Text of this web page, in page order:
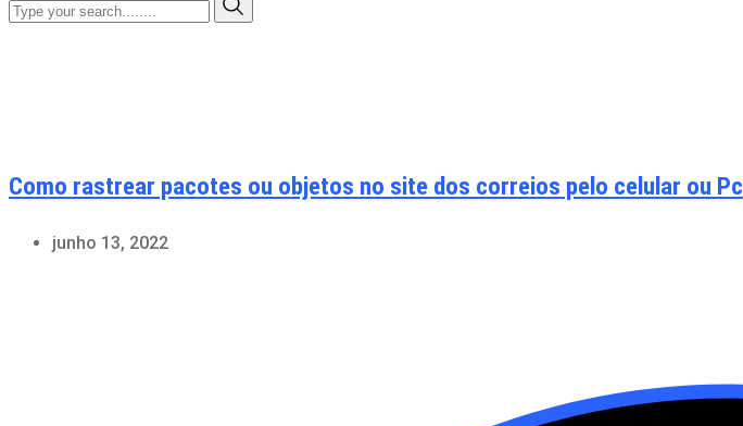
Como rastrear pacotes ou objetos no site dos correios pelo celular ou Pc
junho 13, 2022